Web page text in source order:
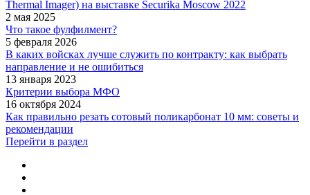
Thermal Imager) на выставке Securika Moscow 2022
2 мая 2025
Что такое фулфилмент?
5 февраля 2026
В каких войсках лучше служить по контракту: как выбрать
направление и не ошибиться
13 января 2023
Критерии выбора МФО
16 октября 2024
Как правильно резать сотовый поликарбонат 10 мм: советы и
рекомендации
Перейти в раздел